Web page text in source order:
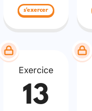
s'exercer
Exercice
13